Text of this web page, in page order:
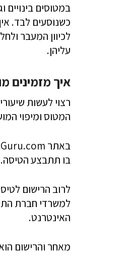
במטוסים
כשנוסעים לבד.
לכיוון המעבר
עליהן.
איך מזמינים
רצוי לעשות
המטוס ומיפוי
בו תתבצע הטיסה.
למשרדי חברת
האינטרנט.
מאחר והרישום